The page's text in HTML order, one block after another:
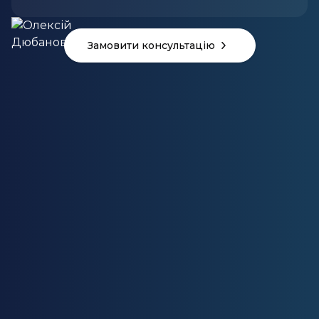
Замовити консультацію